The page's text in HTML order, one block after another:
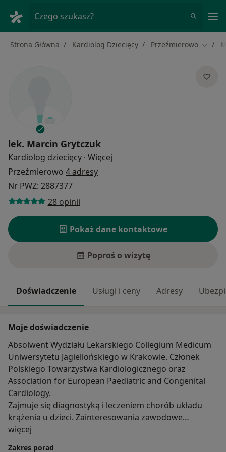
Czego szukasz?
Strona Główna Kardiolog Dziecięcy Przeźmierowo Zmień
lek. Marcin Grytczuk
Kardiolog dziecięcy · Więcej
Przeźmierowo 4 adresy
Nr PWZ: 2887377
28 opinii
Pokaż dane kontaktowe
Poproś o wizytę
Doświadczenie Usługi i ceny Adresy
Moje doświadczenie
Absolwent Wydziału Lekarskiego Collegium Medicum
Uniwersytetu Jagiellońskiego w Krakowie. Członek
Polskiego Towarzystwa Kardiologicznego oraz
Association for European Paediatric and Congenital
Cardiology.
Zajmuje się diagnostyką i leczeniem chorób układu
krążenia u dzieci. Zainteresowania zawodowe
obejmują w szczególności diagnostykę
więcej
Zakres porad